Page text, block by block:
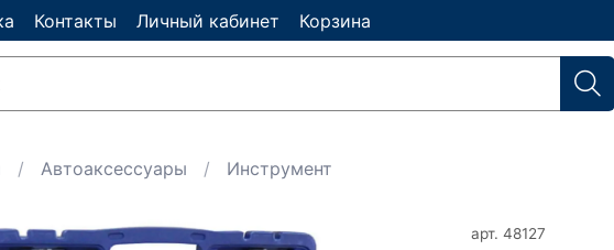
Контакты Личный кабинет Корзина
Автоаксессуары Инструмент
арт. 48127